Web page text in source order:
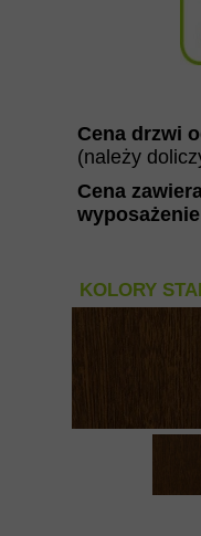
Cena
Cena drzwi
(należy
KOLORY